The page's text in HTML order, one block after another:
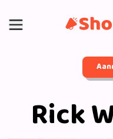
Rick